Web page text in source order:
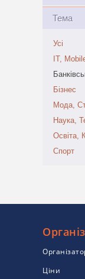
Тема
Усі
IT,
Бізнес
Мода,
Наука,
Освіта,
Спорт
Ціни